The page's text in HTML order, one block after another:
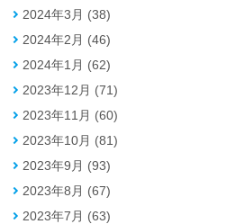
2024年3月 (38)
2024年2月 (46)
2024年1月 (62)
2023年12月 (71)
2023年11月 (60)
2023年10月 (81)
2023年9月 (93)
2023年8月 (67)
2023年7月 (63)